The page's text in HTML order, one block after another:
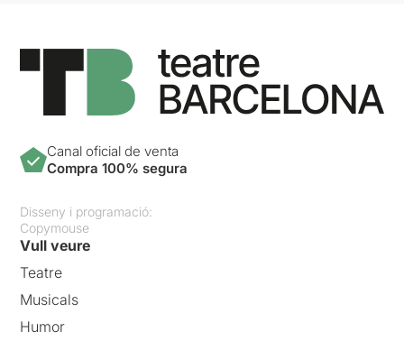
Canal oficial de venta
Compra 100% segura
Disseny i programació:
Copymouse
Vull veure
Teatre
Musicals
Humor